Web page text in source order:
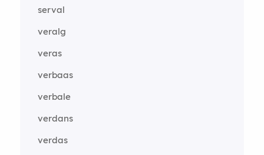
serval
veralg
veras
verbaas
verbale
verdans
verdas